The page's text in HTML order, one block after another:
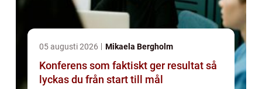
05 augusti 2026 Mikaela Bergholm
Konferens som faktiskt ger resultat så
lyckas du från start till mål